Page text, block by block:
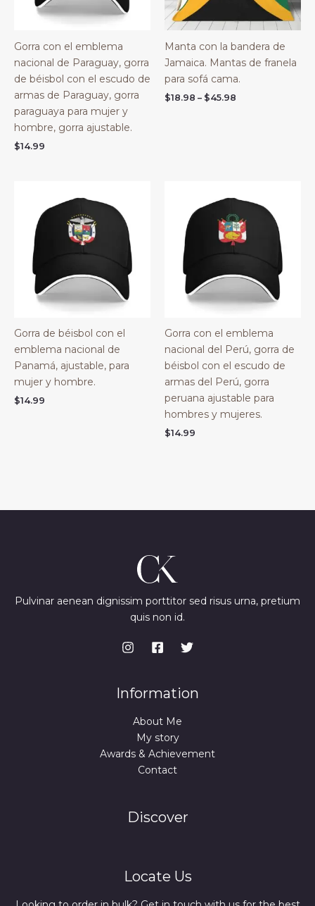
Gorra con el emblema
nacional de Paraguay, gorra
de béisbol con el escudo de
armas de Paraguay, gorra
paraguaya para mujer y
hombre, gorra ajustable.
$14.99
Manta con la bandera de
Jamaica. Mantas de franela
para sofá cama.
$18.98 – $45.98
Gorra de béisbol con el
emblema nacional de
Panamá, ajustable, para
mujer y hombre.
$14.99
Gorra con el emblema
nacional del Perú, gorra de
béisbol con el escudo de
armas del Perú, gorra
peruana ajustable para
hombres y mujeres.
$14.99
Pulvinar aenean dignissim porttitor sed risus urna, pretium
quis non id.
Information
About Me
My story
Awards & Achievement
Contact
Discover
Locate Us